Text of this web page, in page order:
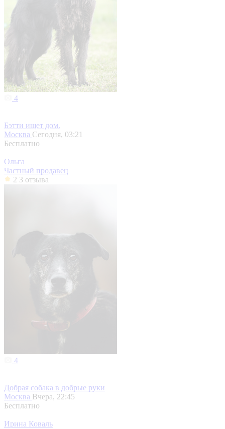
4
Бэтти ищет дом.
Москва Сегодня, 03:21
Бесплатно
Ольга
Частный продавец
2 3 отзыва
4
Добрая собака в добрые руки
Москва Вчера, 22:45
Бесплатно
Ирина Коваль